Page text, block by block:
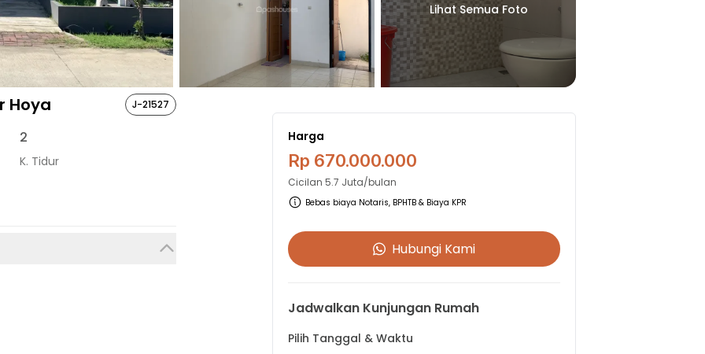
Lihat Semua Foto
Hoya J-21527
2
K. Tidur
Harga
Rp 670.000.000
Cicilan5.7 Juta/bulan
Bebas biaya Notaris, BPHTB & Biaya KPR
Hubungi Kami
Jadwalkan Kunjungan Rumah
Pilih Tanggal & Waktu